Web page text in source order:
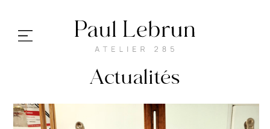
mes portraits
Actualités